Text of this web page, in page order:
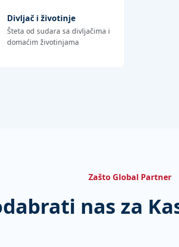
Divljač i životinje
Šteta od sudara sa divljačima i
domaćim životinjama
Zašto Global Partner
nas za